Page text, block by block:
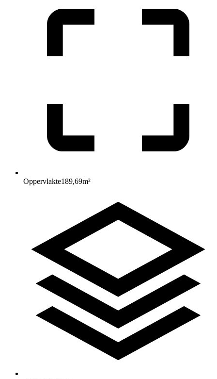
Oppervlakte189,69m²